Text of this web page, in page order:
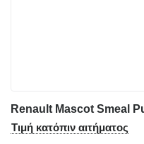
Renault Mascot Smeal
Τιμή κατόπιν αιτήματος